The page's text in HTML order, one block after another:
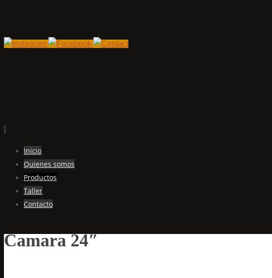
contenido
Inicio
Quienes somos
Productos
Taller
Contacto
Camara 24″